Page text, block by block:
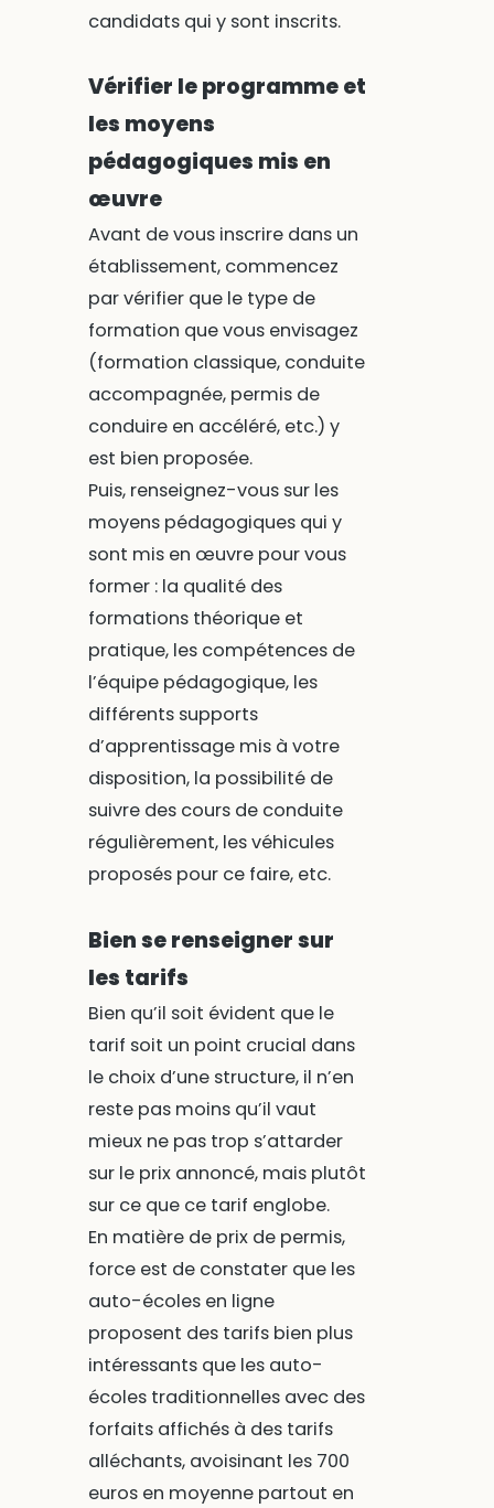
candidats qui y sont inscrits.
Vérifier le programme et
les moyens
pédagogiques mis en
œuvre
Avant de vous inscrire dans un
établissement, commencez
par vérifier que le type de
formation que vous envisagez
(formation classique, conduite
accompagnée, permis de
conduire en accéléré, etc.) y
est bien proposée.
Puis, renseignez-vous sur les
moyens pédagogiques qui y
sont mis en œuvre pour vous
former : la qualité des
formations théorique et
pratique, les compétences de
l’équipe pédagogique, les
différents supports
d’apprentissage mis à votre
disposition, la possibilité de
suivre des cours de conduite
régulièrement, les véhicules
proposés pour ce faire, etc.
Bien se renseigner sur
les tarifs
Bien qu’il soit évident que le
tarif soit un point crucial dans
le choix d’une structure, il n’en
reste pas moins qu’il vaut
mieux ne pas trop s’attarder
sur le prix annoncé, mais plutôt
sur ce que ce tarif englobe.
En matière de prix de permis,
force est de constater que les
auto-écoles en ligne
proposent des tarifs bien plus
intéressants que les auto-
écoles traditionnelles avec des
forfaits affichés à des tarifs
alléchants, avoisinant les 700
euros en moyenne partout en